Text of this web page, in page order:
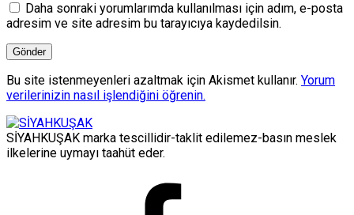
Daha sonraki yorumlarımda kullanılması için adım, e-posta
adresim ve site adresim bu tarayıcıya kaydedilsin.
Bu site istenmeyenleri azaltmak için Akismet kullanır. Yorum
verilerinizin nasıl işlendiğini öğrenin.
SİYAHKUŞAK marka tescillidir-taklit edilemez-basın meslek
ilkelerine uymayı taahüt eder.